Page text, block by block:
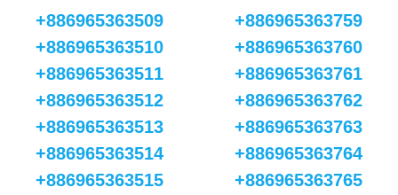
+886965363509
+886965363510
+886965363511
+886965363512
+886965363513
+886965363514
+886965363515
+886965363759
+886965363760
+886965363761
+886965363762
+886965363763
+886965363764
+886965363765